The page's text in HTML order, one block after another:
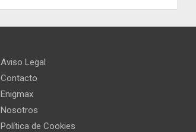
Aviso Legal
Contacto
Enigmax
Nosotros
Política de Cookies